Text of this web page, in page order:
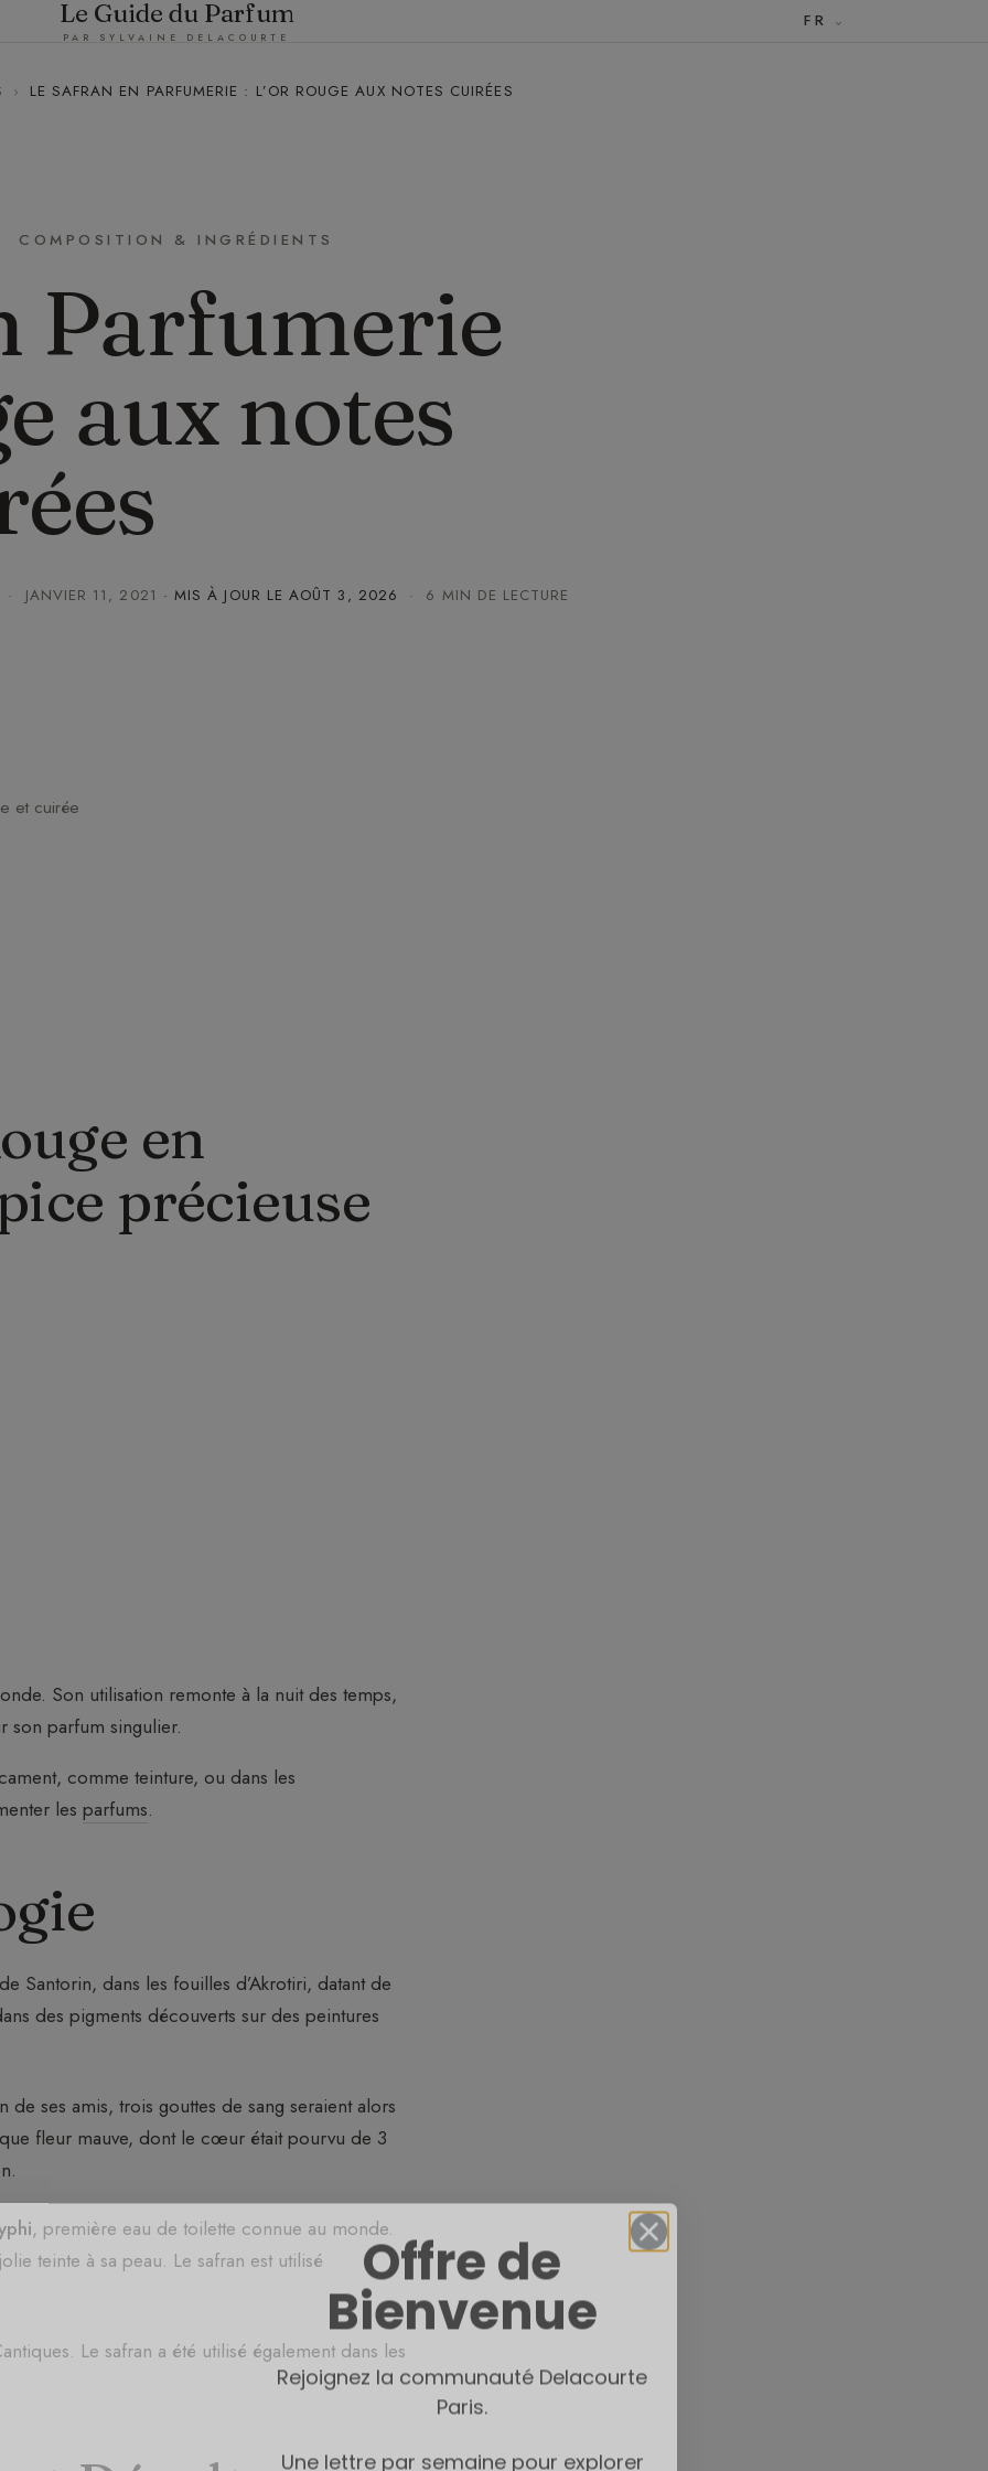
Le Guide du Parfum
PAR SYLVAINE DELACOURTE
FR
› LE SAFRAN EN PARFUMERIE : L’OR ROUGE AUX NOTES CUIRÉES
COMPOSITION & INGRÉDIENTS
Parfumerie
aux notes
JANVIER 11, 2021 · MIS À JOUR LEAOÛT 3, 2026 · 6 MIN DE LECTURE
et cuirée
en
précieuse
Son utilisation remonte à la nuit des temps,
son parfum singulier.
comme teinture, ou dans les
les parfums.
Santorin, dans les fouilles d’Akrotiri, datant de
des pigments découverts sur des peintures
ses amis, trois gouttes de sang seraient alors
fleur mauve, dont le cœur était pourvu de 3
, première eau de toilette connue au monde.
teinte à sa peau. Le safran est utilisé
Le safran a été utilisé également dans les
Offre de
Bienvenue
Rejoignez la communauté Delacourte
Paris.
l'art du parfum et 10% sur votre